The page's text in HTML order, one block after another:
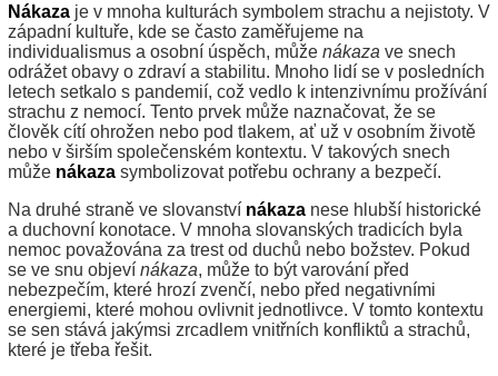
Nákaza je v mnoha kulturách symbolem strachu a nejistoty. V
západní kultuře, kde se často zaměřujeme na
individualismus a osobní úspěch, může nákaza ve snech
odrážet obavy o zdraví a stabilitu. Mnoho lidí se v posledních
letech setkalo s pandemií, což vedlo k intenzivnímu prožívání
strachu z nemocí. Tento prvek může naznačovat, že se
člověk cítí ohrožen nebo pod tlakem, ať už v osobním životě
nebo v širším společenském kontextu. V takových snech
může nákaza symbolizovat potřebu ochrany a bezpečí.
Na druhé straně ve slovanství nákaza nese hlubší historické
a duchovní konotace. V mnoha slovanských tradicích byla
nemoc považována za trest od duchů nebo božstev. Pokud
se ve snu objeví nákaza, může to být varování před
nebezpečím, které hrozí zvenčí, nebo před negativními
energiemi, které mohou ovlivnit jednotlivce. V tomto kontextu
se sen stává jakýmsi zrcadlem vnitřních konfliktů a strachů,
které je třeba řešit.